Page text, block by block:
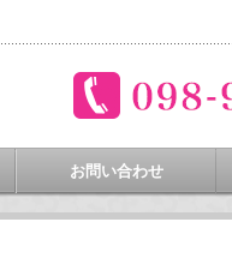
お問い合わせ